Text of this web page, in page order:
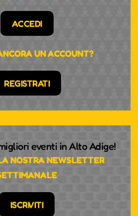
ACCEDI
UN ACCOUNT?
REGISTRATI
eventi in Alto Adige!
NOSTRA NEWSLETTER
ISCRIVITI